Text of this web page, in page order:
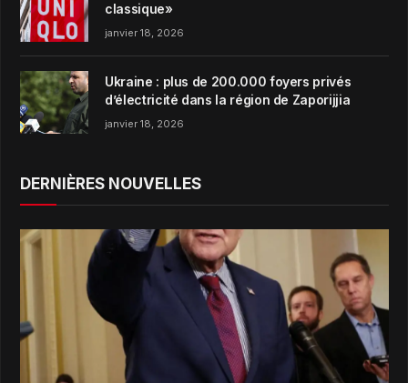
classique»
janvier 18, 2026
Ukraine : plus de 200.000 foyers privés
d’électricité dans la région de Zaporijjia
janvier 18, 2026
DERNIÈRES NOUVELLES